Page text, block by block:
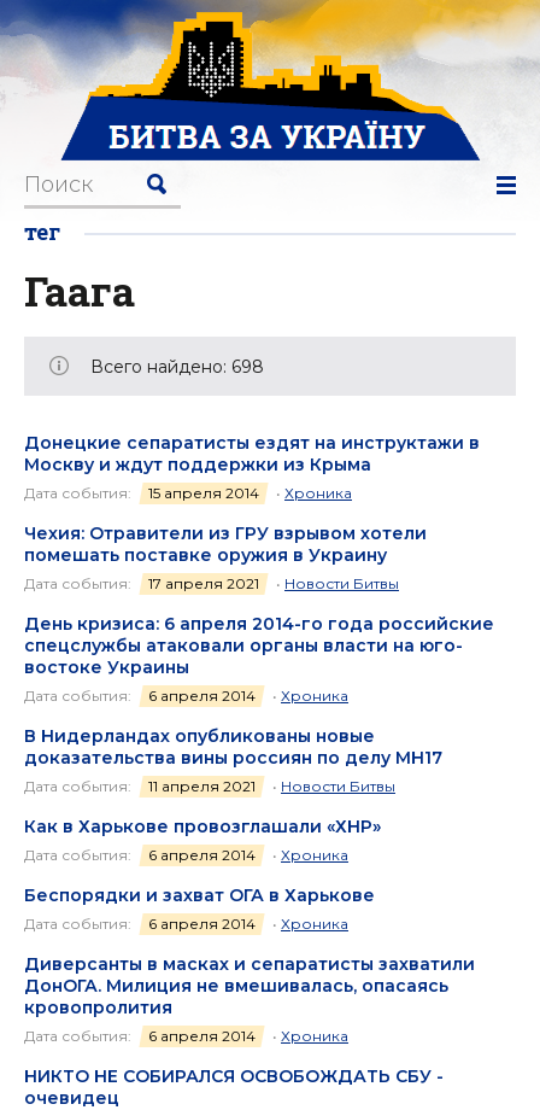
тег
Гаага
Всего найдено: 698
Донецкие сепаратисты ездят на инструктажи в
Москву и ждут поддержки из Крыма
Дата события: 15 апреля 2014 • Хроника
Чехия: Отравители из ГРУ взрывом хотели
помешать поставке оружия в Украину
Дата события: 17 апреля 2021 • Новости Битвы
День кризиса: 6 апреля 2014-го года российские
спецслужбы атаковали органы власти на юго-
востоке Украины
Дата события: 6 апреля 2014 • Хроника
В Нидерландах опубликованы новые
доказательства вины россиян по делу МН17
Дата события: 11 апреля 2021 • Новости Битвы
Как в Харькове провозглашали «ХНР»
Дата события: 6 апреля 2014 • Хроника
Беспорядки и захват ОГА в Харькове
Дата события: 6 апреля 2014 • Хроника
Диверсанты в масках и сепаратисты захватили
ДонОГА. Милиция не вмешивалась, опасаясь
кровопролития
Дата события: 6 апреля 2014 • Хроника
НИКТО НЕ СОБИРАЛСЯ ОСВОБОЖДАТЬ СБУ -
очевидец